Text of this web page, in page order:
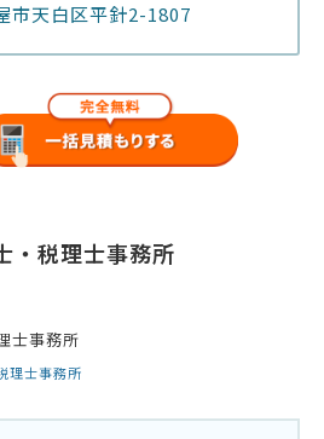
市天白区平針2-1807
・税理士事務所
理士事務所